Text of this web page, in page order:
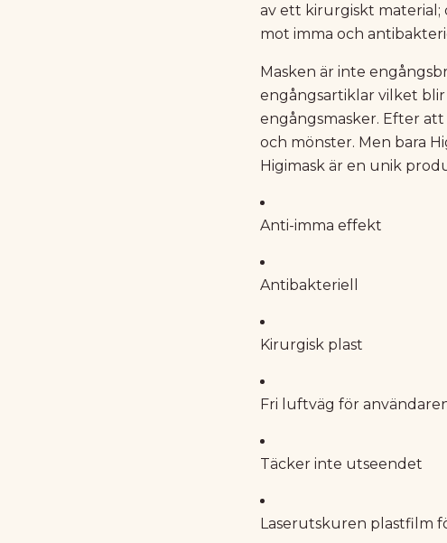
av ett kirurgiskt material;
mot imma och
Masken är inte
engångsartiklar vilket blir
engångsmasker. Efter
och mönster. Men bara
Higimask är en unik
Anti-imma effekt
Antibakteriell
Kirurgisk plast
Fri luftväg för
Täcker inte utseendet
Laserutskuren plastfilm